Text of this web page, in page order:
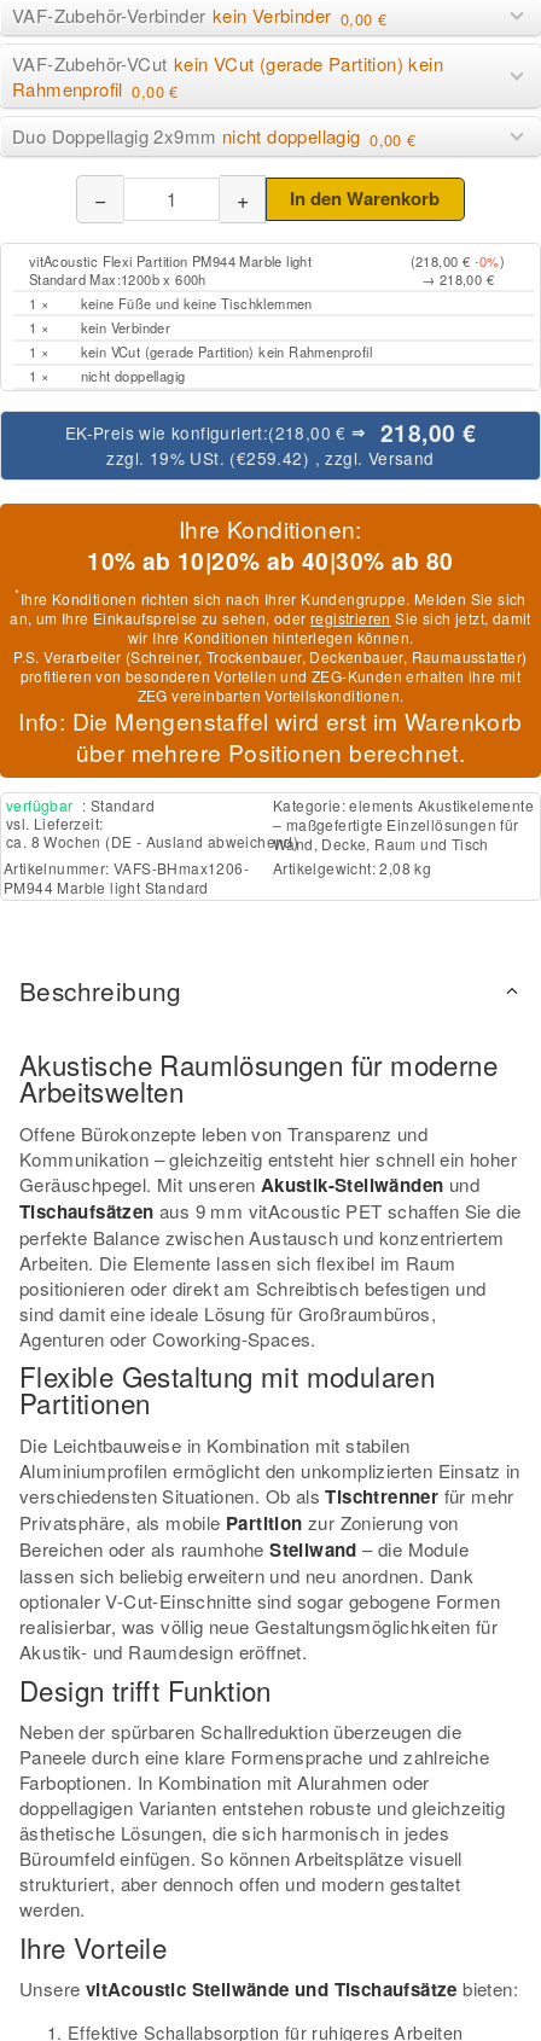
VAF-Zubehör-Verbinder kein Verbinder 0,00 €
VAF-Zubehör-VCut kein VCut (gerade Partition) kein
Rahmenprofil 0,00 €
Duo Doppellagig 2x9mm nicht doppellagig 0,00 €
vitAcoustic Flexi Partition PM944 Marble light
Standard Max:1200b x 600h
(218,00 € -0%)
→ 218,00 €
1 ×
keine Füße und keine Tischklemmen
1 ×
kein Verbinder
1 ×
kein VCut (gerade Partition) kein Rahmenprofil
1 ×
nicht doppellagig
EK-Preis wie konfiguriert:(218,00 € ⇒ 218,00 €
zzgl. 19% USt. (€259.42) , zzgl. Versand
− + In den Warenkorb
Ihre Konditionen:
10% ab 10|20% ab 40|30% ab 80
*Ihre Konditionen richten sich nach Ihrer Kundengruppe. Melden Sie sich
an, um Ihre Einkaufspreise zu sehen, oderregistrieren Sie sich jetzt, damit
wir Ihre Konditionen hinterlegen können.
P.S. Verarbeiter (Schreiner, Trockenbauer, Deckenbauer, Raumausstatter)
profitieren von besonderen Vorteilen und ZEG-Kunden erhalten ihre mit
ZEG vereinbarten Vorteilskonditionen.
Info: Die Mengenstaffel wird erst im Warenkorb
über mehrere Positionen berechnet.
verfügbar : Standard
vsl. Lieferzeit:
ca. 8 Wochen (DE - Ausland abweichend)
Kategorie:elements Akustikelemente
– maßgefertigte Einzellösungen für
Wand, Decke, Raum und Tisch
Artikelnummer: VAFS-BHmax1206-
PM944 Marble light Standard
Artikelgewicht: 2,08 kg
Beschreibung
Akustische Raumlösungen für moderne
Arbeitswelten
Offene Bürokonzepte leben von Transparenz und
Kommunikation – gleichzeitig entsteht hier schnell ein hoher
Geräuschpegel. Mit unseren Akustik-Stellwänden und
Tischaufsätzen aus 9 mm vitAcoustic PET schaffen Sie die
perfekte Balance zwischen Austausch und konzentriertem
Arbeiten. Die Elemente lassen sich flexibel im Raum
positionieren oder direkt am Schreibtisch befestigen und
sind damit eine ideale Lösung für Großraumbüros,
Agenturen oder Coworking-Spaces.
Flexible Gestaltung mit modularen
Partitionen
Die Leichtbauweise in Kombination mit stabilen
Aluminiumprofilen ermöglicht den unkomplizierten Einsatz in
verschiedensten Situationen. Ob alsTischtrenner für mehr
Privatsphäre, als mobile Partition zur Zonierung von
Bereichen oder als raumhoheStellwand – die Module
lassen sich beliebig erweitern und neu anordnen. Dank
optionaler V-Cut-Einschnitte sind sogar gebogene Formen
realisierbar, was völlig neue Gestaltungsmöglichkeiten für
Akustik- und Raumdesign eröffnet.
Design trifft Funktion
Neben der spürbaren Schallreduktion überzeugen die
Paneele durch eine klare Formensprache und zahlreiche
Farboptionen. In Kombination mit Alurahmen oder
doppellagigen Varianten entstehen robuste und gleichzeitig
ästhetische Lösungen, die sich harmonisch in jedes
Büroumfeld einfügen. So können Arbeitsplätze visuell
strukturiert, aber dennoch offen und modern gestaltet
werden.
Ihre Vorteile
Unsere vitAcoustic Stellwände und Tischaufsätze bieten:
Effektive Schallabsorption für ruhigeres Arbeiten